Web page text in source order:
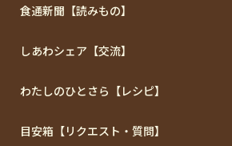
食通新聞【読みもの】
しあわシェア【交流】
わたしのひとさら【レシピ】
目安箱【リクエスト・質問】